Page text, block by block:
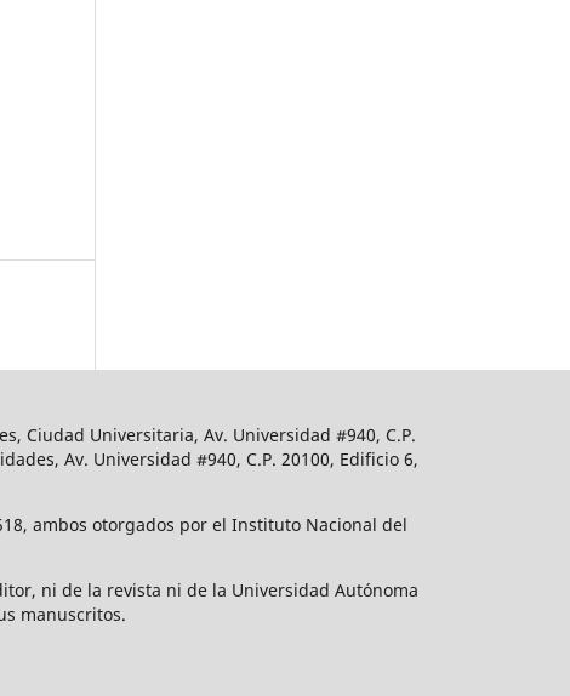
Ciudad Universitaria, Av. Universidad #940, C.P.
Av. Universidad #940, C.P. 20100, Edificio 6,
ambos otorgados por el Instituto Nacional del
ni de la revista ni de la Universidad Autónoma
manuscritos.